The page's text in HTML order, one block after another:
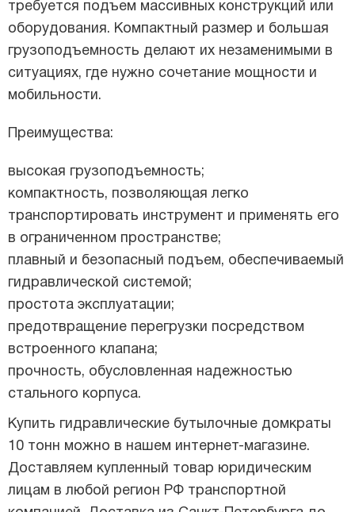
требуется подъем массивных конструкций или
оборудования. Компактный размер и большая
грузоподъемность делают их незаменимыми в
ситуациях, где нужно сочетание мощности и
мобильности.
Преимущества:
высокая грузоподъемность;
компактность, позволяющая легко
транспортировать инструмент и применять его
в ограниченном пространстве;
плавный и безопасный подъем, обеспечиваемый
гидравлической системой;
простота эксплуатации;
предотвращение перегрузки посредством
встроенного клапана;
прочность, обусловленная надежностью
стального корпуса.
Купить гидравлические бутылочные домкраты
10 тонн можно в нашем интернет-магазине.
Доставляем купленный товар юридическим
лицам в любой регион РФ транспортной